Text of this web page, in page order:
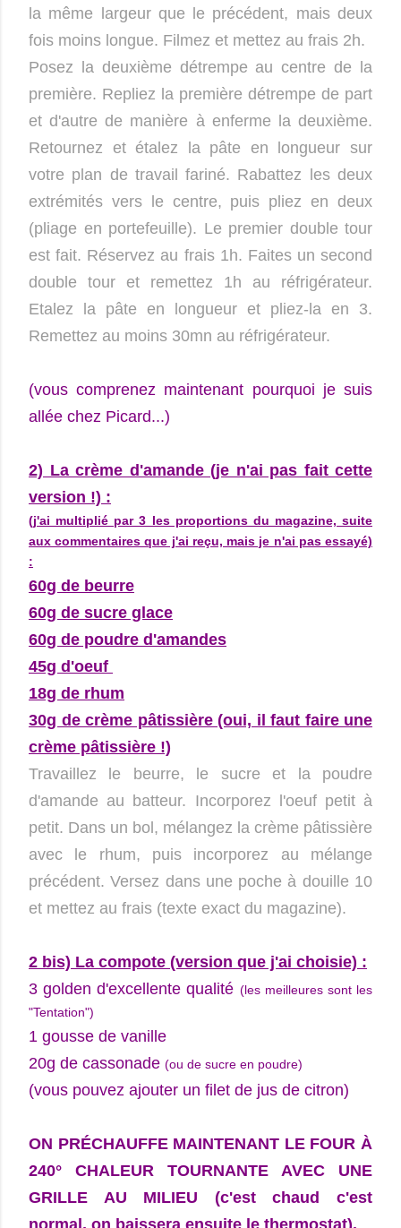
la même largeur que le précédent, mais deux
fois moins longue. Filmez et mettez au frais 2h.
Posez la deuxième détrempe au centre de la
première. Repliez la première détrempe de part
et d'autre de manière à enferme la deuxième.
Retournez et étalez la pâte en longueur sur
votre plan de travail fariné. Rabattez les deux
extrémités vers le centre, puis pliez en deux
(pliage en portefeuille). Le premier double tour
est fait. Réservez au frais 1h. Faites un second
double tour et remettez 1h au réfrigérateur.
Etalez la pâte en longueur et pliez-la en 3.
Remettez au moins 30mn au réfrigérateur.
(vous comprenez maintenant pourquoi je suis
allée chez Picard...)
2) La crème d'amande (je n'ai pas fait cette
version !) :
(j'ai multiplié par 3 les proportions du magazine, suite
aux commentaires que j'ai reçu, mais je n'ai pas essayé)
:
60g de beurre
60g de sucre glace
60g de poudre d'amandes
45g d'oeuf
18g de rhum
30g de crème pâtissière (oui, il faut faire une
crème pâtissière !)
Travaillez le beurre, le sucre et la poudre
d'amande au batteur. Incorporez l'oeuf petit à
petit. Dans un bol, mélangez la crème pâtissière
avec le rhum, puis incorporez au mélange
précédent. Versez dans une poche à douille 10
et mettez au frais (texte exact du magazine).
2 bis) La compote (version que j'ai choisie) :
3 golden d'excellente qualité (les meilleures sont les
"Tentation")
1 gousse de vanille
20g de cassonade (ou de sucre en poudre)
(vous pouvez ajouter un filet de jus de citron)
ON PRÉCHAUFFE MAINTENANT LE FOUR À
240° CHALEUR TOURNANTE AVEC UNE
GRILLE AU MILIEU (c'est chaud c'est
normal, on baissera ensuite le thermostat).